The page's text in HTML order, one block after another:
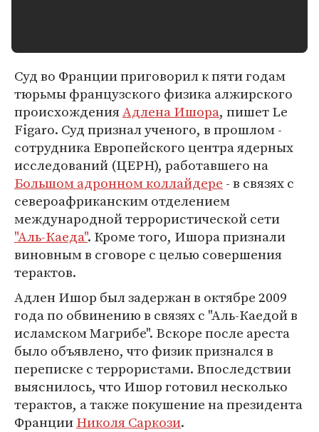
Суд во Франции приговорил к пяти годам
тюрьмы французского физика алжирского
происхожденияАдлена Ишора, пишет Le
Figaro. Суд признал ученого, в прошлом -
сотрудника Европейского центра ядерных
исследований (ЦЕРН), работавшего на
Большом адронном коллайдере - в связях с
североафриканским отделением
международной террористической сети
"Аль-Каеда". Кроме того, Ишора признали
виновным в сговоре с целью совершения
терактов.
Адлен Ишор был задержан в октябре 2009
года по обвинению в связях с "Аль-Каедой в
исламском Магрибе". Вскоре после ареста
было объявлено, что физик признался в
переписке с террористами. Впоследствии
выяснилось, что Ишор готовил несколько
терактов, а также покушение на президента
ФранцииНиколя Саркози.